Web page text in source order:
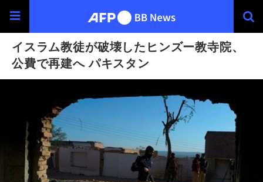
イスラム教徒が破壊したヒンズー教寺院、
公費で再建へ パキスタン